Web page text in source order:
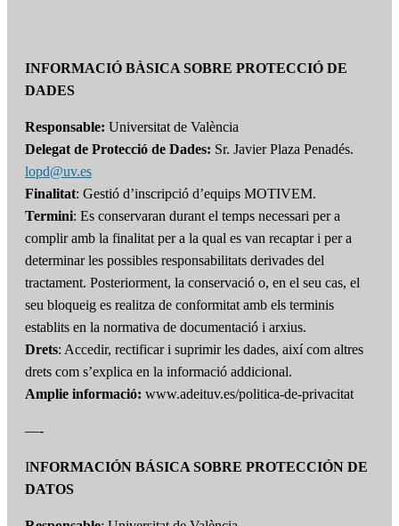
INFORMACIÓ BÀSICA SOBRE PROTECCIÓ DE
DADES
Responsable: Universitat de València
Delegat de Protecció de Dades: Sr. Javier Plaza Penadés.
lopd@uv.es
Finalitat: Gestió d’inscripció d’equips MOTIVEM.
Termini: Es conservaran durant el temps necessari per a
complir amb la finalitat per a la qual es van recaptar i per a
determinar les possibles responsabilitats derivades del
tractament. Posteriorment, la conservació o, en el seu cas, el
seu bloqueig es realitza de conformitat amb els terminis
establits en la normativa de documentació i arxius.
Drets: Accedir, rectificar i suprimir les dades, així com altres
drets com s’explica en la informació addicional.
Amplie informació: www.adeituv.es/politica-de-privacitat
—-
INFORMACIÓN BÁSICA SOBRE PROTECCIÓN DE
DATOS